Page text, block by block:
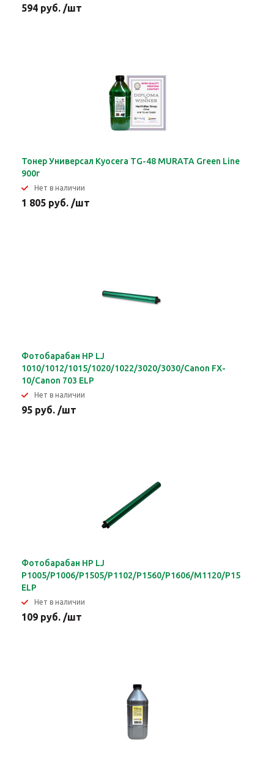
594 руб. /шт
Тонер Универсал Kyocera TG-48 MURATA Green Line
900г
Нет в наличии
1 805 руб. /шт
Фотобарабан HP LJ
1010/1012/1015/1020/1022/3020/3030/Canon FX-
10/Canon 703 ELP
Нет в наличии
95 руб. /шт
Фотобарабан HP LJ
P1005/P1006/P1505/P1102/P1560/P1606/M1120/P1566/
ELP
Нет в наличии
109 руб. /шт